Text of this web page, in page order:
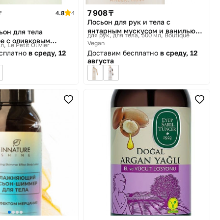
4.8
4
для тела
с оливковым
Body Lotion
Le Petit Olivier
в среду, 12
7 908 ₸
Лосьон для рук и тела с
янтарным мускусом и ванилью
«Hand & Body Lotion Amber Musk
and Vanilla»
для рук, для тела, 500 мл Boutique
Vegan
Доставим бесплатно в среду, 12
августа